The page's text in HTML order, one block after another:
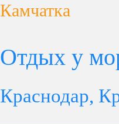
Камчатка
Отдых у
Краснодар,